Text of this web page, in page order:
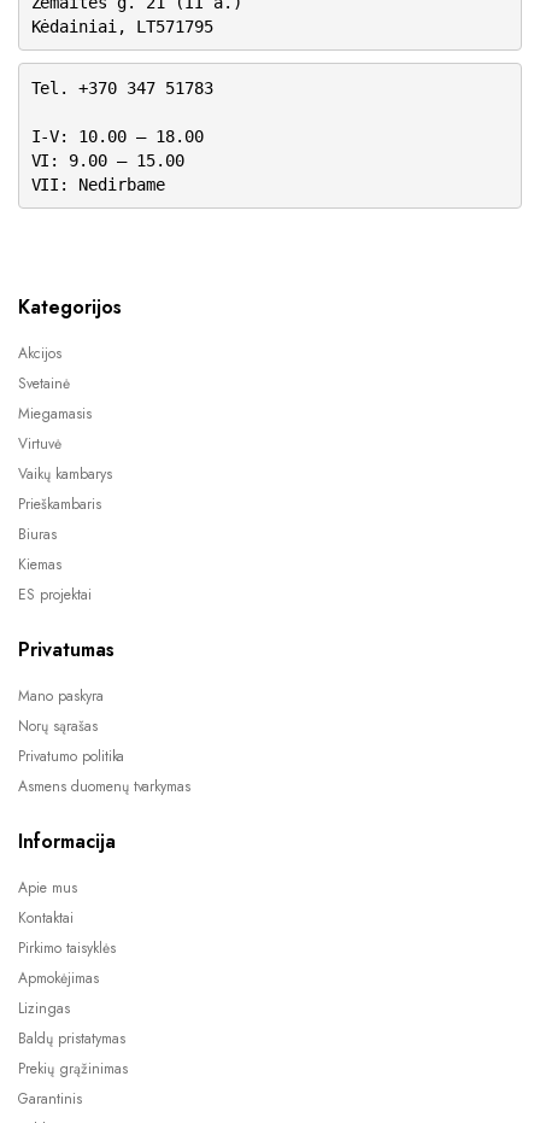
Kėdainiai, LT571795
Tel. +370 347 51783
I-V: 10.00 – 18.00
VI: 9.00 – 15.00
VII: Nedirbame
Kategorijos
Akcijos
Svetainė
Miegamasis
Virtuvė
Vaikų kambarys
Prieškambaris
Biuras
Kiemas
ES projektai
Privatumas
Mano paskyra
Norų sąrašas
Privatumo politika
Asmens duomenų tvarkymas
Informacija
Apie mus
Kontaktai
Pirkimo taisyklės
Apmokėjimas
Lizingas
Baldų pristatymas
Prekių grąžinimas
Garantinis